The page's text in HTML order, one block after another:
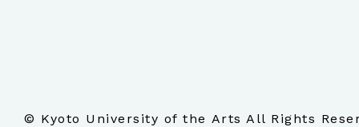
© Kyoto University of the Arts All Rights